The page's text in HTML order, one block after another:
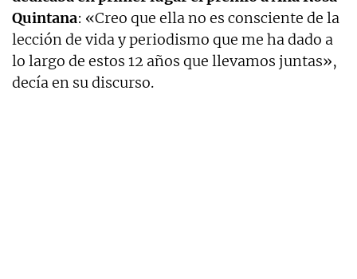
Quintana: «Creo que ella no es consciente de la
lección de vida y periodismo que me ha dado a
lo largo de estos 12 años que llevamos juntas»,
decía en su discurso.